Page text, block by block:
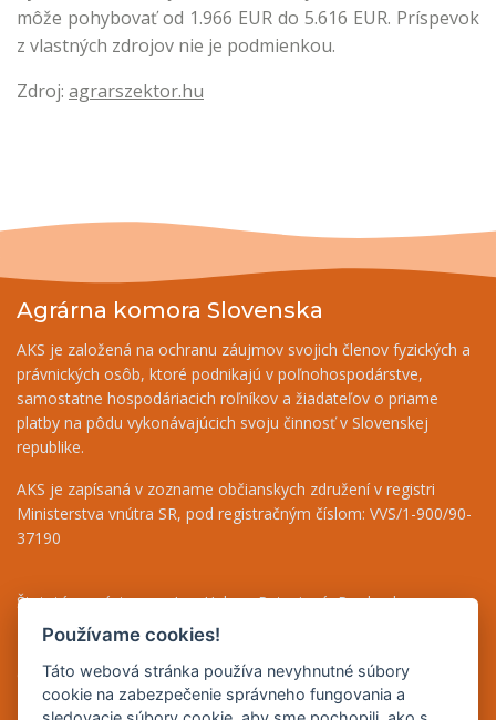
môže pohybovať od 1.966 EUR do 5.616 EUR. Príspevok
z vlastných zdrojov nie je podmienkou.
Zdroj: agrarszektor.hu
Agrárna komora Slovenska
AKS je založená na ochranu záujmov svojich členov fyzických a
právnických osôb, ktoré podnikajú v poľnohospodárstve,
samostatne hospodáriacich roľníkov a žiadateľov o priame
platby na pôdu vykonávajúcich svoju činnosť v Slovenskej
republike.
AKS je zapísaná v zozname občianskych združení v registri
Ministerstva vnútra SR, pod registračným číslom: VVS/1-900/90-
37190
Štatutárny zástupca - Ing. Helena Patasiová, Predseda
Riaditeľka - Ing. Bernáthová Nikoleta, tel.: +421 948 036 719
Odborné poradenstvo - Mgr. Beáta Puha, tel.: +421 948 838 493
Používame cookies!
Táto webová stránka používa nevyhnutné súbory
cookie na zabezpečenie správneho fungovania a